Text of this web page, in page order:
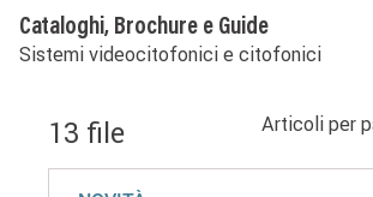
Cataloghi, Brochure e Guide
Sistemi videocitofonici e citofonici
Articoli per
13 file